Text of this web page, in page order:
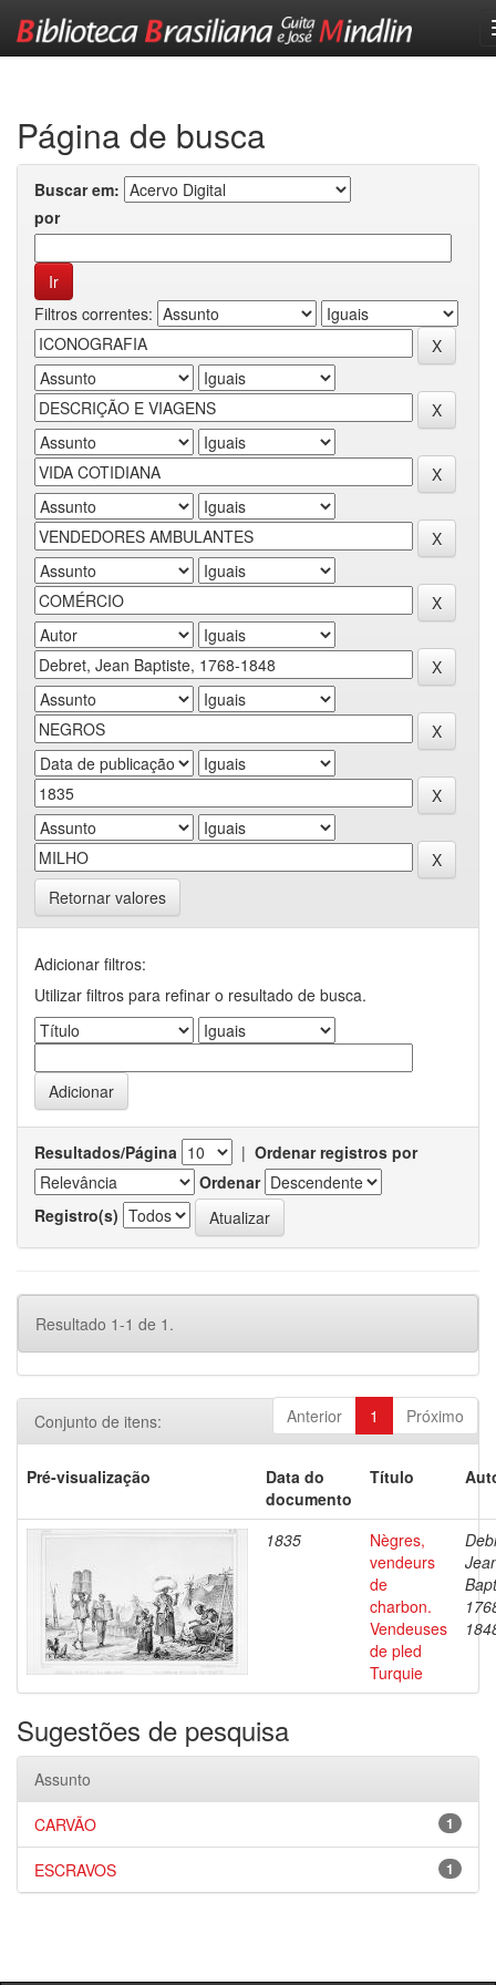
Página de busca
Buscar em:
por
Filtros correntes:
Retornar valores
Adicionar filtros:
Utilizar filtros para refinar o resultado de busca.
Resultados/Página | Ordenar registros por
Ordenar
Registro(s)
Resultado 1-1 de 1.
Anterior 1 Próximo
Conjunto de itens:
Pré-visualização
Data do
documento
Título
1835
Nègres,
vendeurs
de
charbon.
Vendeuses
de pled
Turquie
Sugestões de pesquisa
Assunto
1
CARVÃO
1
ESCRAVOS